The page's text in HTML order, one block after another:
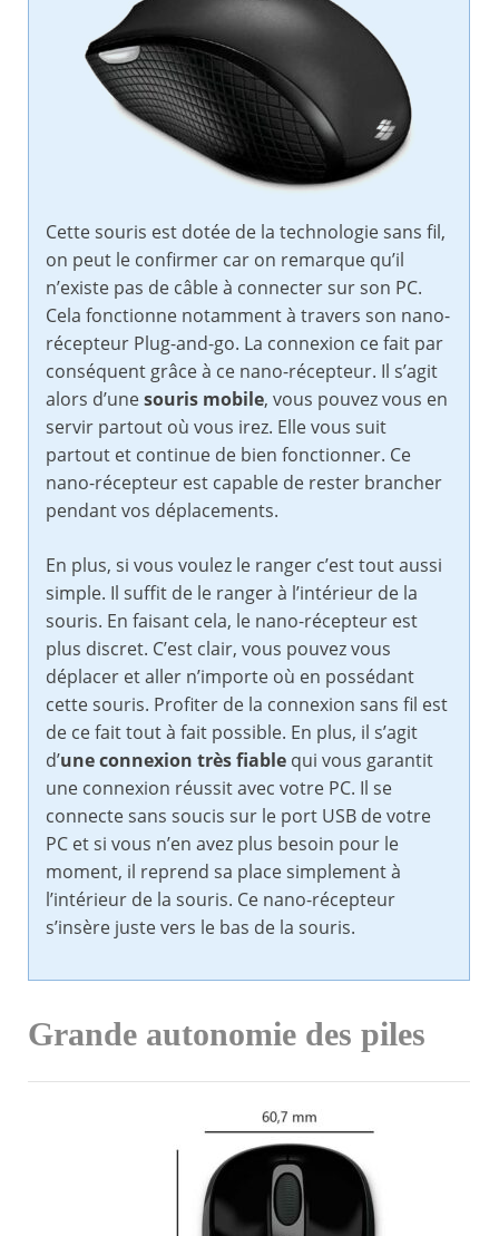
Cette souris est dotée de la technologie sans fil,
on peut le confirmer car on remarque qu’il
n’existe pas de câble à connecter sur son PC.
Cela fonctionne notamment à travers son nano-
récepteur Plug-and-go. La connexion ce fait par
conséquent grâce à ce nano-récepteur. Il s’agit
alors d’unesouris mobile, vous pouvez vous en
servir partout où vous irez. Elle vous suit
partout et continue de bien fonctionner. Ce
nano-récepteur est capable de rester brancher
pendant vos déplacements.
En plus, si vous voulez le ranger c’est tout aussi
simple. Il suffit de le ranger à l’intérieur de la
souris. En faisant cela, le nano-récepteur est
plus discret. C’est clair, vous pouvez vous
déplacer et aller n’importe où en possédant
cette souris. Profiter de la connexion sans fil est
de ce fait tout à fait possible. En plus, il s’agit
d’une connexion très fiable qui vous garantit
une connexion réussit avec votre PC. Il se
connecte sans soucis sur le port USB de votre
PC et si vous n’en avez plus besoin pour le
moment, il reprend sa place simplement à
l’intérieur de la souris. Ce nano-récepteur
s’insère juste vers le bas de la souris.
Grande autonomie des piles